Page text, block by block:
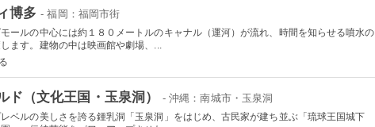
博多 - 福岡：福岡市街
ールの中心には約１８０メートルのキャナル（運河）が流れ、時間を知らせる噴水の
ます。建物の中は映画館や劇場、...
ド（文化王国・玉泉洞） - 沖縄：南城市・玉泉洞
ベルの美しさを誇る鍾乳洞「玉泉洞」をはじめ、古民家が建ち並ぶ「琉球王国城下